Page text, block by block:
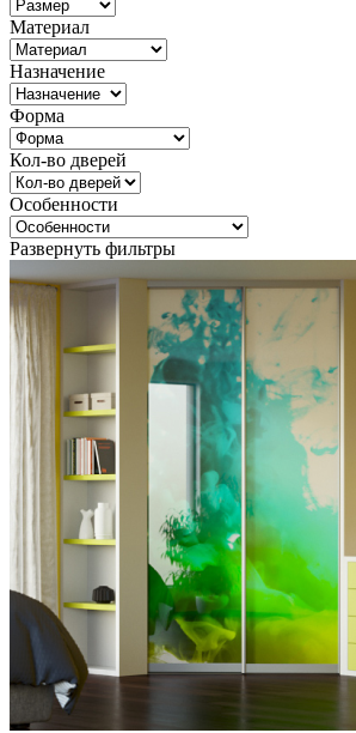
Материал
Назначение
Форма
Кол-во дверей
Особенности
Развернуть фильтры